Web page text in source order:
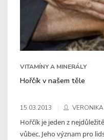
VITAMÍNY A MINERÁLY
Hořčík v našem těle
15.03.2013
Hořčík je jeden z
vůbec. Jeho význam pro